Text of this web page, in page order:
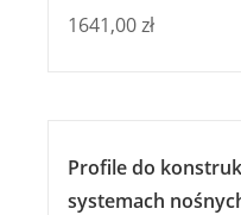
1641,00zł
Profile do
systemach